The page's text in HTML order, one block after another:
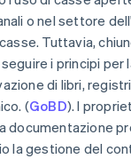
o nel settore
Tuttavia,
i principi per
di libri,
(GoBD). I
documentazione
la gestione del